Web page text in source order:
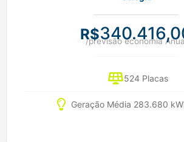
R$
/previsão economia
524 Placas
Geração Média 283.680